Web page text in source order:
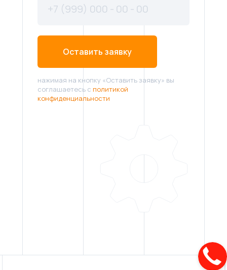
Оставить заявку
нажимая на кнопку «Оставить заявку» вы
соглашаетесь с политикой
конфиденциальности